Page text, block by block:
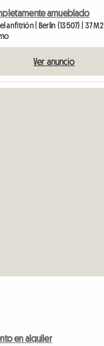
amueblado
anfitrión | Berlin (13507) | 37 M2
Ver anuncio
en alquiler